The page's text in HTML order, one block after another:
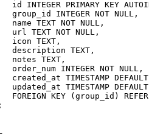
id
INTEGER PRIMARY KEY
group_id
INTEGER NOT NULL ,
name TEXT
NOT NULL ,
url TEXT
NOT NULL ,
icon TEXT,
description TEXT,
notes TEXT,
order_num
INTEGER NOT NULL ,
created_at
TIMESTAMP DEFAULT
updated_at
TIMESTAMP DEFAULT
FOREIGN KEY (group_id)